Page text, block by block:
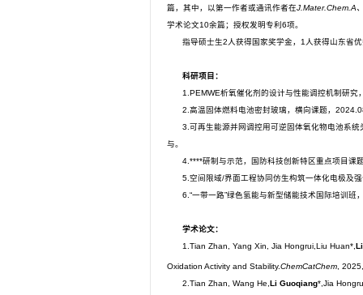
篇，其中，以第一作者或通讯作者在J.Mater.Chem.A
学术论文10余篇；授权发明专利6项。
指导硕士生2人获得国家奖学金，1人获得山东省
科研项目：
1.PEMWE析氧催化剂的设计与性能调控机制研
2.高温固体燃料电池密封玻璃，横向课题，
3.可再生能源并网调控用可逆固体氧化物电池系
与。
4.****研制与示范，国防科技创新特区重点项目
5.空间限域/界面工程协同仿生构筑一体化电极及
6.“一带一路”绿色氢能与新型储能技术国际培训
学术论文：
1.Tian Zhan, Yang Xin, Jia Hongrui,Liu Huan*,
Oxidation Activity and Stability.ChemCatChem,
2.Tian Zhan, Wang He,Li Guoqiang*,Jia